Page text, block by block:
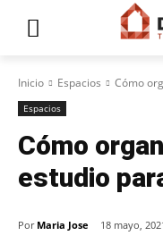
Inicio Espacios Cómo
Espacios
Cómo
estudio
Por Maria Jose 18 mayo,